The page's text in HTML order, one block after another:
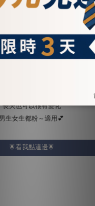
百搭咖啡、霧面奶茶
卡夾可以拿出來的款式，
你見過嗎😂
長夾也可以很有變化
男生女生都粉～適用💕
🌟看我點這邊🌟